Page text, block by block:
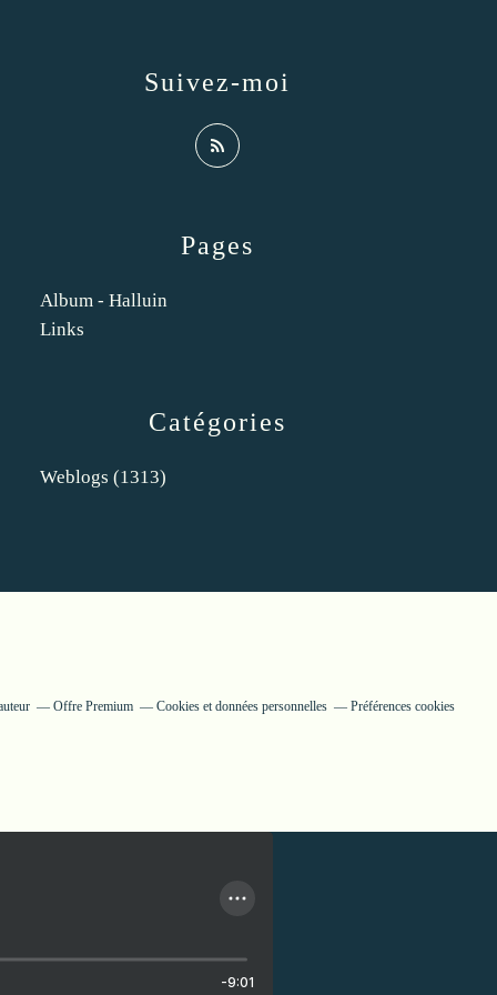
Catégories
Weblogs (1313)
Pages
Album - Halluin
Links
Suivez-moi
Offre Premium Cookies et données personnelles Préférences cookies
-9:01